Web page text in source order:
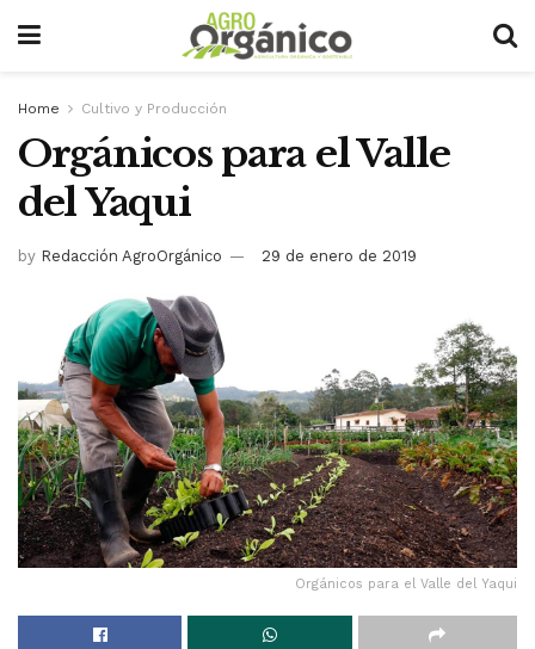
Home Cultivo y Producción
Orgánicos para el Valle
del Yaqui
by Redacción AgroOrgánico 29 de enero de 2019
Orgánicos para el Valle del Yaqui